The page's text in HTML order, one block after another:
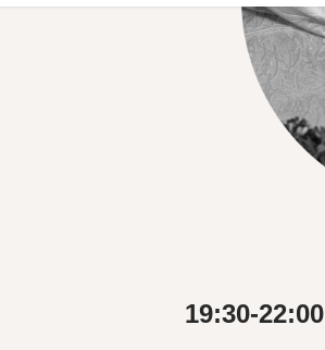
19:30-22:00